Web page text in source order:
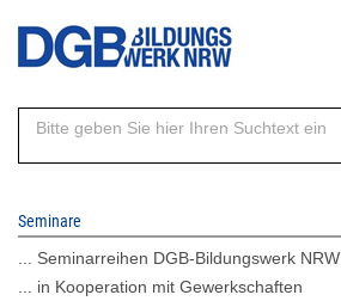
Direkt
Inhalt
Seminare
... Seminarreihen DGB-Bildungswerk NRW
... in Kooperation mit Gewerkschaften